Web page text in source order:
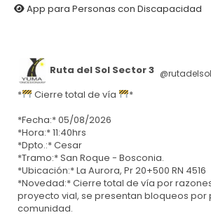
App para Personas con Discapacidad
Ruta del Sol Sector 3
* Cierre total de vía
*
*Fecha:* 05/08/2026
*Hora:* 11:40hrs
*Dpto.:* Cesar
*Tramo:* San Roque - Bosconia.
*Ubicación:* La Aurora, Pr 20+500 RN 4516
*Novedad:* Cierre total de vía por
proyecto vial, se presentan bloqueos por
comunidad.